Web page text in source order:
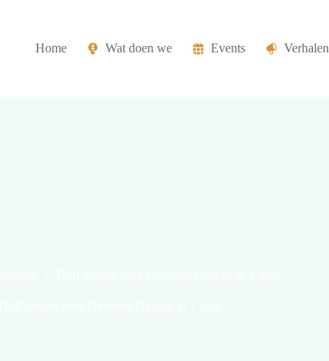
Home Wat doen we Events Verhalen